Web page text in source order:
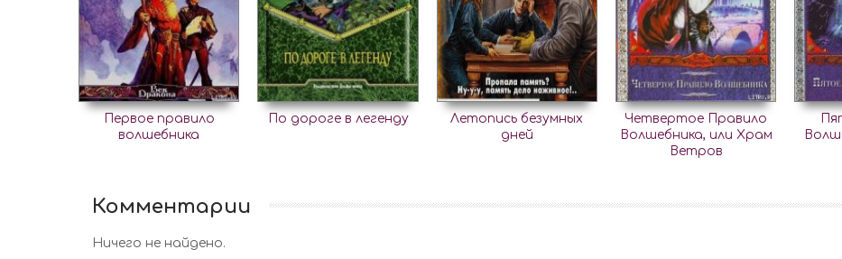
Первое правило
волшебника
По дороге в легенду
Летопись безумных
дней
Четвертое Правило
Волшебника, или Храм
Ветров
Комментарии
Ничего не найдено.